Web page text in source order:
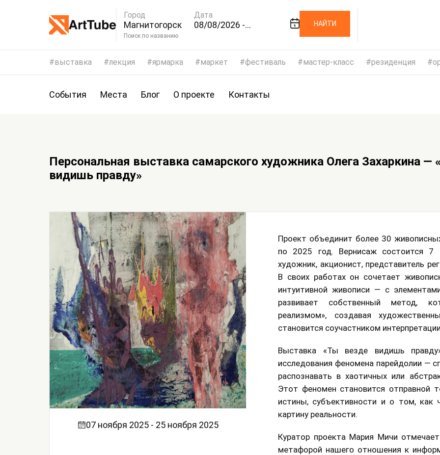
Город
Магнитогорск
Дата
08/08/2026 -
Поиск по названию
НАЙТИ
выставка лекция ярмарка маркет фестиваль мастер-класс резиденция
События Места Блог О проекте Контакты
Персональная выставка самарского художника Олега Захаркина —
видишь правду»
07 ноября 2025 - 25 ноября 2025
Проект объединит более 30
по 2025 год. Вернисаж состоится
художник, акционист, представитель
В своих работах он сочетает
интуитивной живописи — с
развивает собственный метод,
реализмом», создавая
становится соучастником
Выставка «Ты везде видишь
исследования феномена парейдолии —
распознавать в хаотичных или
Этот феномен становится отправной
истины, субъективности и о том, как
картину реальности.
Куратор проекта Мария Мичи
метафорой нашего отношения к